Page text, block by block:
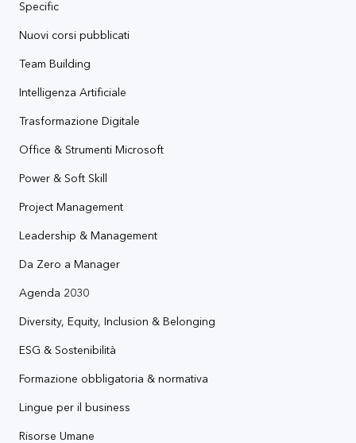
Specific
Nuovi corsi pubblicati
Team Building
Intelligenza Artificiale
Trasformazione Digitale
Office & Strumenti Microsoft
Power & Soft Skill
Project Management
Leadership & Management
Da Zero a Manager
Agenda 2030
Diversity, Equity, Inclusion & Belonging
ESG & Sostenibilità
Formazione obbligatoria & normativa
Lingue per il business
Risorse Umane